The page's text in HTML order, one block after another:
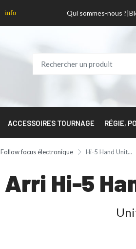
info Qui sommes-nous ?
ACCESSOIRES TOURNAGE RÉGIE,
Follow focus électronique Hi-5 Hand Unit...
Arri Hi-5